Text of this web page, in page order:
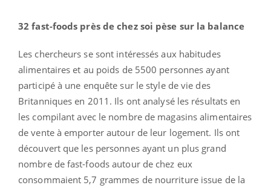
32 fast-foods près de chez soi pèse sur la balance
Les chercheurs se sont intéressés aux habitudes
alimentaires et au poids de 5500 personnes ayant
participé à une enquête sur le style de vie des
Britanniques en 2011. Ils ont analysé les résultats en
les compilant avec le nombre de magasins alimentaires
de vente à emporter autour de leur logement. Ils ont
découvert que les personnes ayant un plus grand
nombre de fast-foods autour de chez eux
consommaient 5,7 grammes de nourriture issue de la